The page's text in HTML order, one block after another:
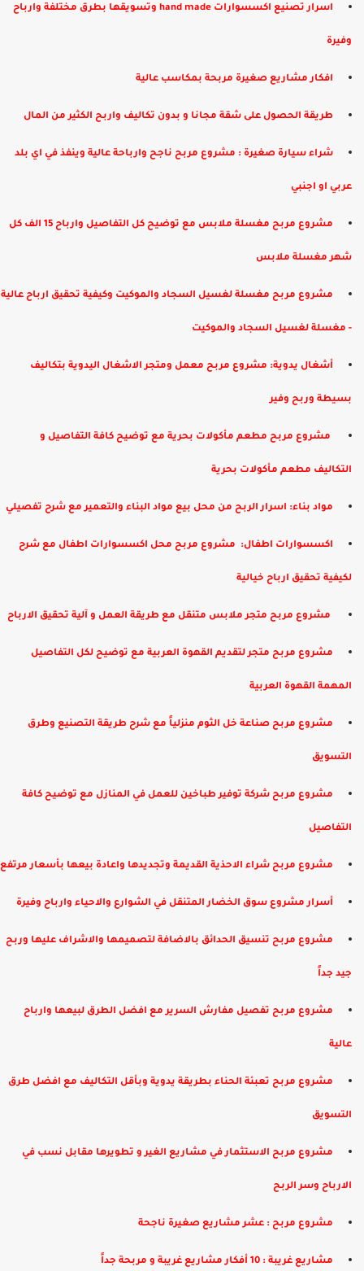
​اسرار تصنيع اكسسوارات hand made وتسويقها بطرق مختلفة وارباح
وفيرة
افكار مشاريع صغيرة مربحة بمكاسب عالية
​طريقة الحصول على شقة مجانا و بدون تكاليف واربح الكثير من المال
شراء سيارة صغيرة : مشروع مربح ناجح وارباحة عالية وينفذ في اي بلد
عربي او اجنبي
مشروع مربح مغسلة ملابس مع توضيح كل التفاصيل وارباح 15 الف كل
شهر مغسلة ملابس
مشروع مربح مغسلة لغسيل السجاد والموكيت وكيفية تحقيق ارباح عالية
- مغسلة لغسيل السجاد والموكيت
أشغال يدوية: مشروع مربح معمل ومتجر الاشغال اليدوية بتكاليف
بسيطة وربح وفير
​ مشروع مربح مطعم مأكولات بحرية مع توضيح كافة التفاصيل و
التكاليف مطعم مأكولات بحرية
مواد بناء: اسرار الربح من محل بيع مواد البناء والتعمير مع شرح تفصيلي
اكسسوارات اطفال: ​ مشروع مربح محل اكسسوارات اطفال مع شرح
لكيفية تحقيق ارباح خيالية
​ مشروع مربح متجر ملابس متنقل مع طريقة العمل و آلية تحقيق الارباح
مشروع مربح متجر لتقديم القهوة العربية مع توضيح لكل التفاصيل
المهمة القهوة العربية
​مشروع مربح صناعة خل الثوم منزلياً مع شرح طريقة التصنيع وطرق
التسويق
مشروع مربح شركة توفير طباخين للعمل في المنازل مع توضيح كافة
التفاصيل
مشروع مربح شراء الاحذية القديمة وتجديدها واعادة بيعها بأسعار مرتفع
​أسرار مشروع سوق الخضار المتنقل في الشوارع والاحياء وارباح وفيرة
مشروع مربح تنسيق الحدائق بالاضافة لتصميمها والاشراف عليها وربح
جيد جداً
مشروع مربح تفصيل مفارش السرير مع افضل الطرق لبيعها وارباح
عالية
مشروع مربح تعبئة الحناء بطريقة يدوية وبأقل التكاليف مع افضل طرق
التسويق
مشروع مربح الاستثمار في مشاريع الغير و تطويرها مقابل نسب في
الارباح وسر الربح
مشروع مربح : عشر مشاريع صغيرة ناجحة
مشاريع غريبة : 10 أفكار مشاريع غريبة و مربحة جداً